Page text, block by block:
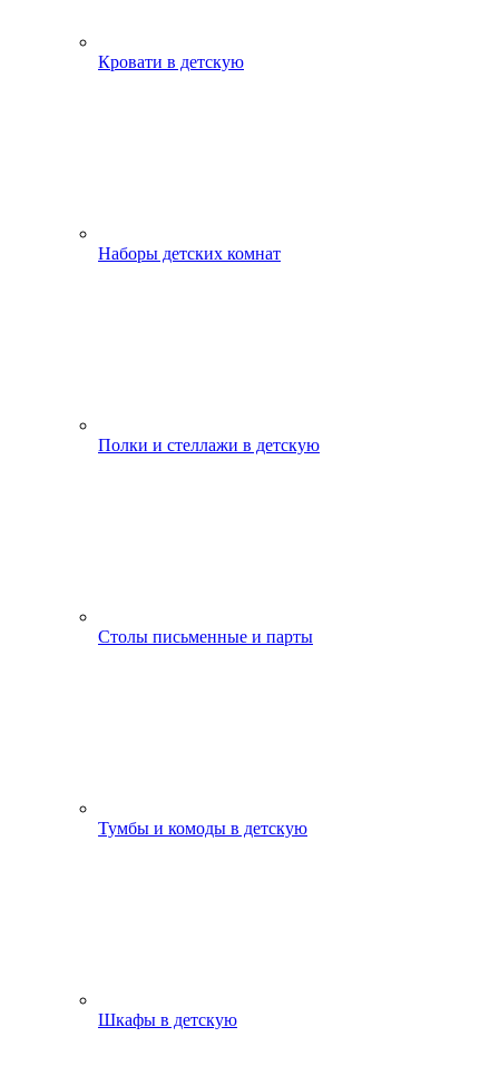
Кровати в детскую
Наборы детских комнат
Полки и стеллажи в детскую
Столы письменные и парты
Тумбы и комоды в детскую
Шкафы в детскую